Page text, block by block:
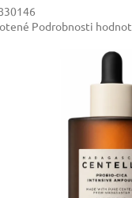
Podrobnosti